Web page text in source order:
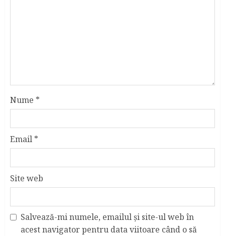
Nume *
Email *
Site web
Salvează-mi numele, emailul și site-ul web în
acest navigator pentru data viitoare când o să